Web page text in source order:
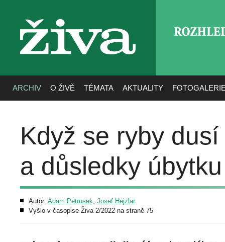
živa
ARCHIV O ŽIVĚ TÉMATA AKTUALITY
Když se ryby
a důsledky
Autor: Adam Petrusek, Josef Hejzlar
Vyšlo v časopise Živa 2/2022 na straně 75